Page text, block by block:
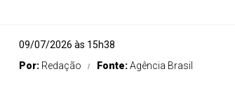
09/07/2026 às 15h38
Por: Redação Fonte:Agência Brasil